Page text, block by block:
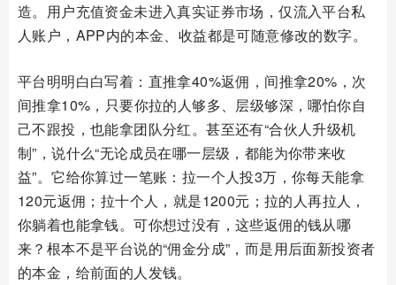
造。用户充值资金未进入真实证券市场，仅流入平台私
人账户，APP内的本金、收益都是可随意修改的数字。
平台明明白白写着：直推拿40%返佣，间推拿20%，次
间推拿10%，只要你拉的人够多、层级够深，哪怕你自
己不跟投，也能拿团队分红。甚至还有“合伙人升级机
制”，说什么“无论成员在哪一层级，都能为你带来收
益”。它给你算过一笔账：拉一个人投3万，你每天能拿
120元返佣；拉十个人，就是1200元；拉的人再拉人，
你躺着也能拿钱。可你想过没有，这些返佣的钱从哪
来？根本不是平台说的“佣金分成”，而是用后面新投资者
的本金，给前面的人发钱。